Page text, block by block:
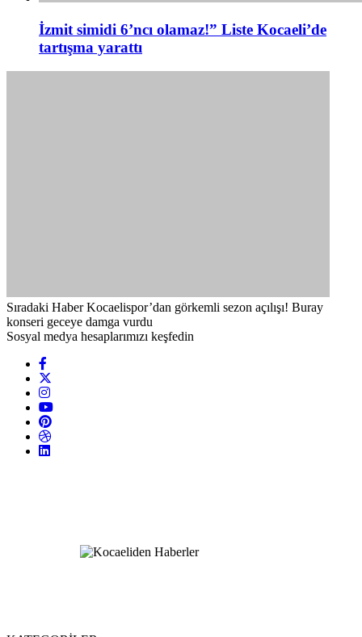
İzmit simidi 6’ncı olamaz!” Liste Kocaeli’de
tartışma yarattı
Sıradaki Haber Kocaelispor’dan görkemli sezon açılışı! Buray
konseri geceye damga vurdu
Sosyal medya hesaplarımızı keşfedin